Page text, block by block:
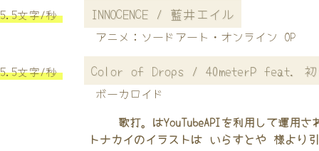
5.5文字/秒 INNOCENCE / 藍井エイル
アニメ：ソードアート・オンライン OP
5.5文字/秒 Color of Drops / 40meterP feat. 初
ボーカロイド
歌打。はYouTubeAPIを利用して運用さ
トナカイのイラストは いらすとや 様より